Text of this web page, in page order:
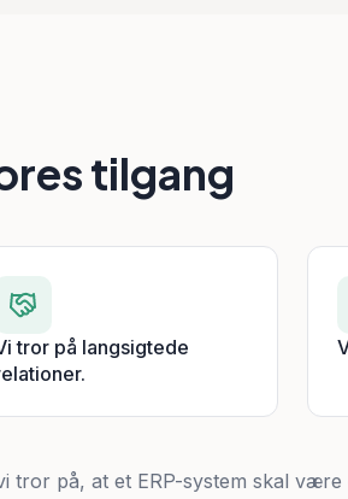
tilgang
tror på langsigtede
tror på, at et ERP-system skal